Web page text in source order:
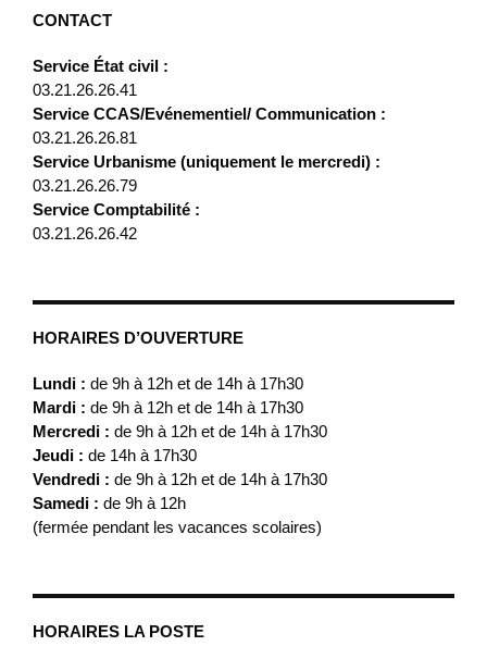
CONTACT
Service État civil :
03.21.26.26.41
Service CCAS/Evénementiel/ Communication :
03.21.26.26.81
Service Urbanisme (uniquement le mercredi) :
03.21.26.26.79
Service Comptabilité :
03.21.26.26.42
HORAIRES D’OUVERTURE
Lundi : de 9h à 12h et de 14h à 17h30
Mardi : de 9h à 12h et de 14h à 17h30
Mercredi : de 9h à 12h et de 14h à 17h30
Jeudi : de 14h à 17h30
Vendredi : de 9h à 12h et de 14h à 17h30
Samedi : de 9h à 12h
(fermée pendant les vacances scolaires)
HORAIRES LA POSTE